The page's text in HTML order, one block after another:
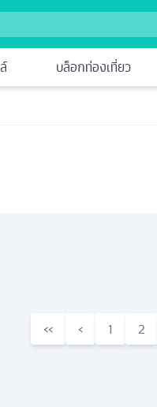
บล็อกท่องเที่ยว
‹‹ ‹ 1 2